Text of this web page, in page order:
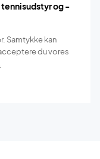
og -
Samtykke kan
du vores